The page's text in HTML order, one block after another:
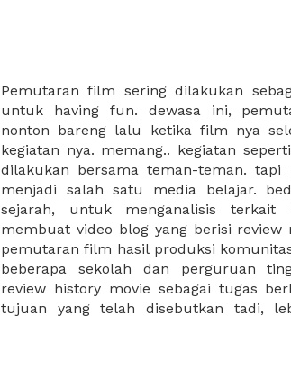
Pemutaran film sering dilakukan
untuk having fun. dewasa ini,
nonton bareng lalu ketika film nya
kegiatan nya. memang.. kegiatan
dilakukan bersama teman-teman.
menjadi salah satu media belajar.
sejarah, untuk menganalisis
membuat video blog yang berisi review
pemutaran film hasil produksi
beberapa sekolah dan perguruan
review history movie sebagai tugas
tujuan yang telah disebutkan tadi,
bareng kaan? yang kemudian setelah
akan berdiskusi atau memberikan
telah diputar. lalu dimana kalian
film untuk kegiatan-kegiatan
banyak pengunjung lain, belum lagi
berjauhan. fatau di rumah? ok...
banyak distruction. nah untuk kalian
banget nonton berjamaah sama
memberikan solusi. kami telah
99 tempat yang sesuai dengan